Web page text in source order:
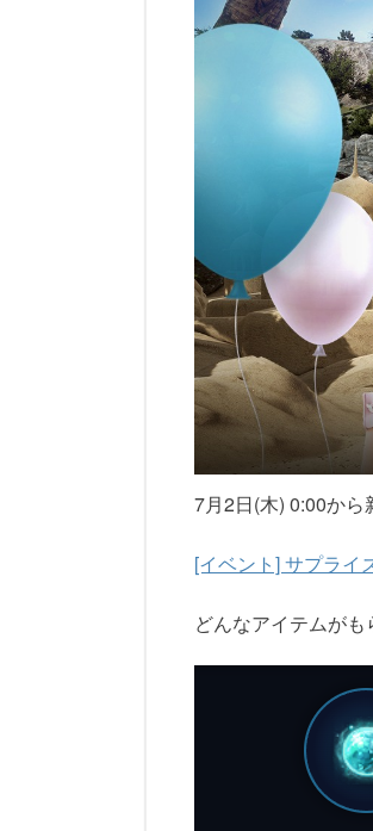
7月2日(木) 0:00から
[イベント] サプライ
どんなアイテムがも